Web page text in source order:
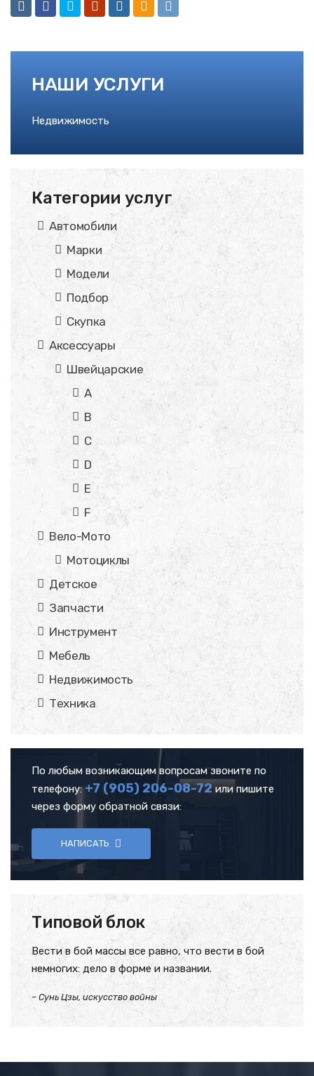
НАШИ УСЛУГИ
Недвижимость
Категории услуг
Автомобили
Марки
Модели
Подбор
Скупка
Аксессуары
Швейцарские
A
B
C
D
E
F
Вело-Мото
Мотоциклы
Детское
Запчасти
Инструмент
Мебель
Недвижимость
Техника
По любым возникающим вопросам звоните по
телефону:+7 (905) 206-08-72 или пишите
через форму обратной связи:
НАПИСАТЬ
Типовой блок
Вести в бой массы все равно, что вести в бой
немногих: дело в форме и названии.
– Сунь Цзы, искусство войны